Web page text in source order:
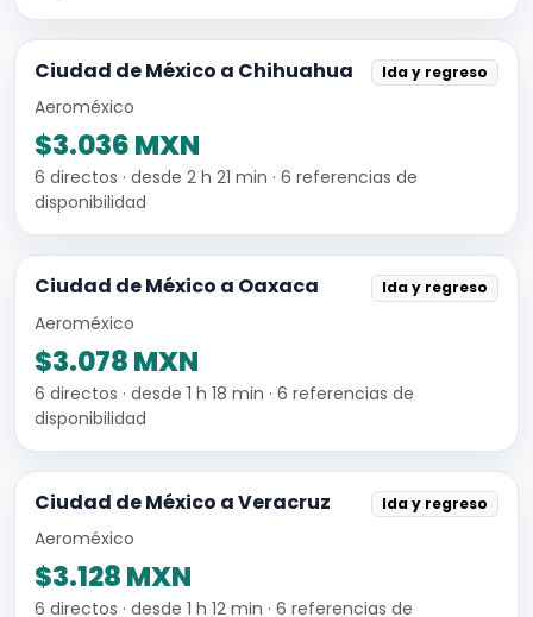
Ciudad de México a Chihuahua Ida y regreso
Aeroméxico
$3.036 MXN
6 directos · desde 2 h 21 min · 6 referencias de
disponibilidad
Ciudad de México a Oaxaca Ida y regreso
Aeroméxico
$3.078 MXN
6 directos · desde 1 h 18 min · 6 referencias de
disponibilidad
Ciudad de México a Veracruz Ida y regreso
Aeroméxico
$3.128 MXN
6 directos · desde 1 h 12 min · 6 referencias de